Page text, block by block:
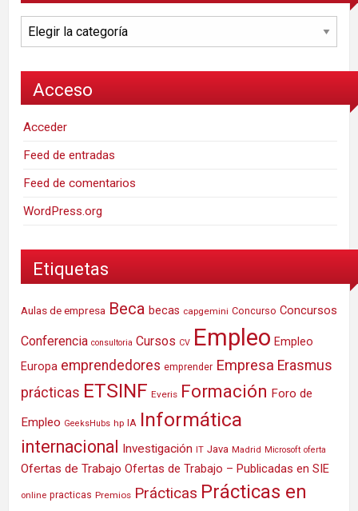
Categorías
Acceso
Acceder
Feed de entradas
Feed de comentarios
WordPress.org
Etiquetas
Aulas de empresa Beca becas capgemini Concurso Concursos
Conferencia consultoria Cursos CV Empleo Empleo
Europa emprendedores emprender Empresa Erasmus
prácticas ETSINF Everis Formación Foro de
Empleo GeeksHubs hp IA Informática
internacional Investigación IT Java Madrid Microsoft oferta
Ofertas de Trabajo Ofertas de Trabajo – Publicadas en SIE
online practicas Premios Prácticas Prácticas en